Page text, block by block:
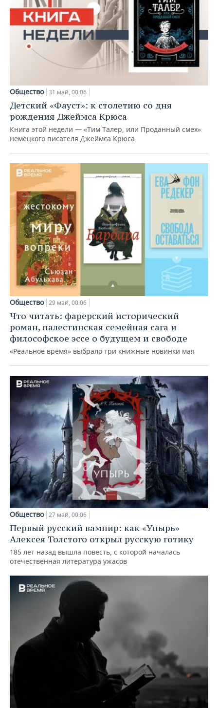
Общество 31 май, 00:06
Детский «Фауст»: к столетию со дня
рождения Джеймса Крюса
Книга этой недели — «Тим Талер, или Проданный смех»
немецкого писателя Джеймса Крюса
Общество 29 май, 00:06
Что читать: фарерский исторический
роман, палестинская семейная сага и
философское эссе о будущем и свободе
«Реальное время» выбрало три книжные новинки мая
Общество 27 май, 00:06
Первый русский вампир: как «Упырь»
Алексея Толстого открыл русскую готику
185 лет назад вышла повесть, с которой началась
отечественная литература ужасов